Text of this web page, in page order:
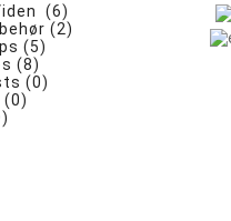
(6)
(2)
(5)
(8)
(0)
(0)